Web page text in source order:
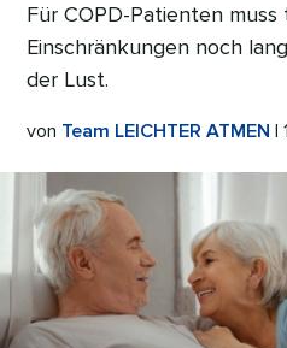
Für COPD-Patienten
Einschränkungen noch
der Lust.
von Team LEICHTER ATMEN |